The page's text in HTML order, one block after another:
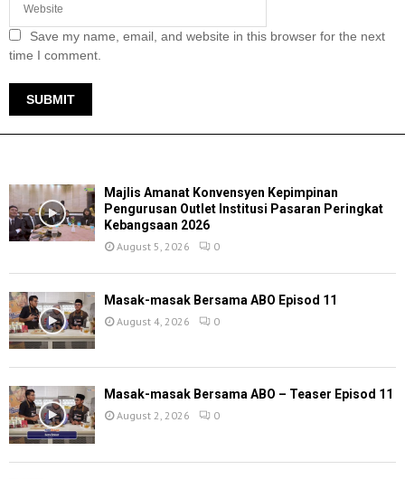
Save my name, email, and website in this browser for the next
time I comment.
Majlis Amanat Konvensyen Kepimpinan
Pengurusan Outlet Institusi Pasaran Peringkat
Kebangsaan 2026
August 5, 2026 0
Masak-masak Bersama ABO Episod 11
August 4, 2026 0
Masak-masak Bersama ABO – Teaser Episod 11
August 2, 2026 0